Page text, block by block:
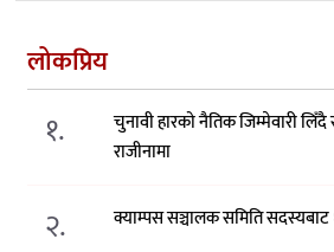
लोकप्रिय
१.
चुनावी हारको नैतिक जिम्मेवारी
राजीनामा
२. क्याम्पस सञ्चालक समिति सदस्यबाट